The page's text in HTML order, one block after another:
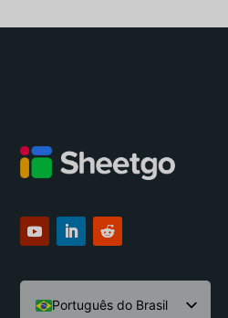
Português do Brasil